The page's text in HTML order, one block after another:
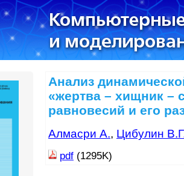
Анализ
«жертва – хищник –
равновесий и его
Алмасри А., Цибулин
pdf (1295K)